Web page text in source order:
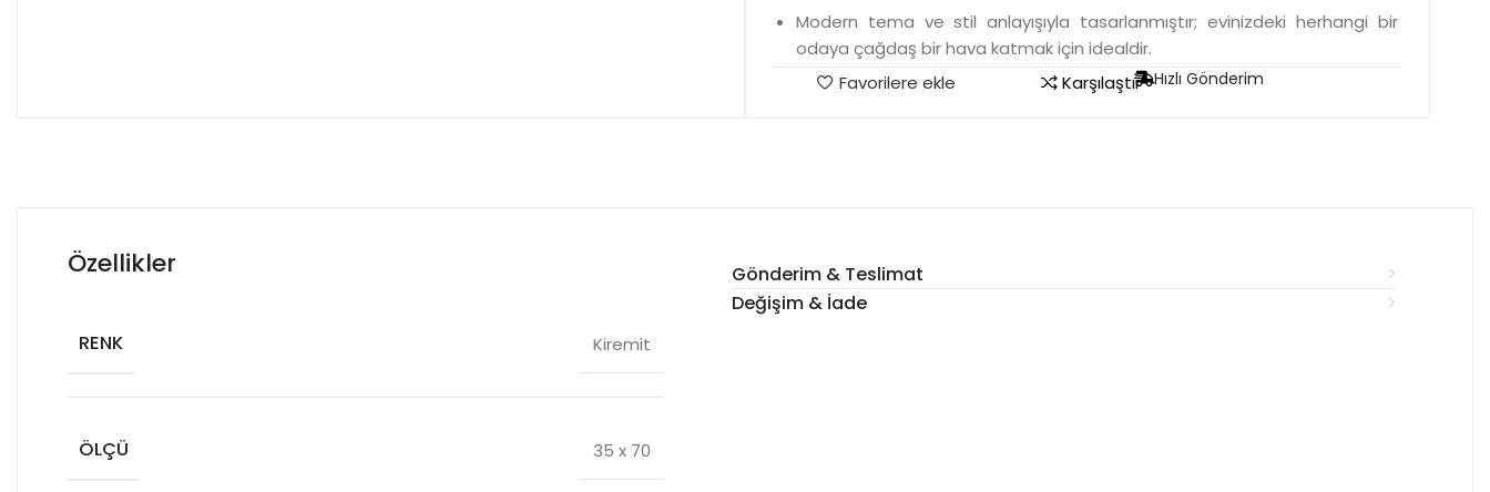
Modern tema ve stil anlayışıyla tasarlanmıştır; evinizdeki herhangi bir
odaya çağdaş bir hava katmak için idealdir.
Favorilere ekle
Karşılaştır Hızlı Gönderim
Özellikler
RENK Kiremit
ÖLÇÜ 35 x 70
Gönderim & Teslimat
Değişim & İade